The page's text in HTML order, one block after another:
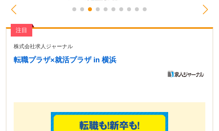
注目
株式会社求人ジャーナル
転職プラザ×就活プラザ in 横浜